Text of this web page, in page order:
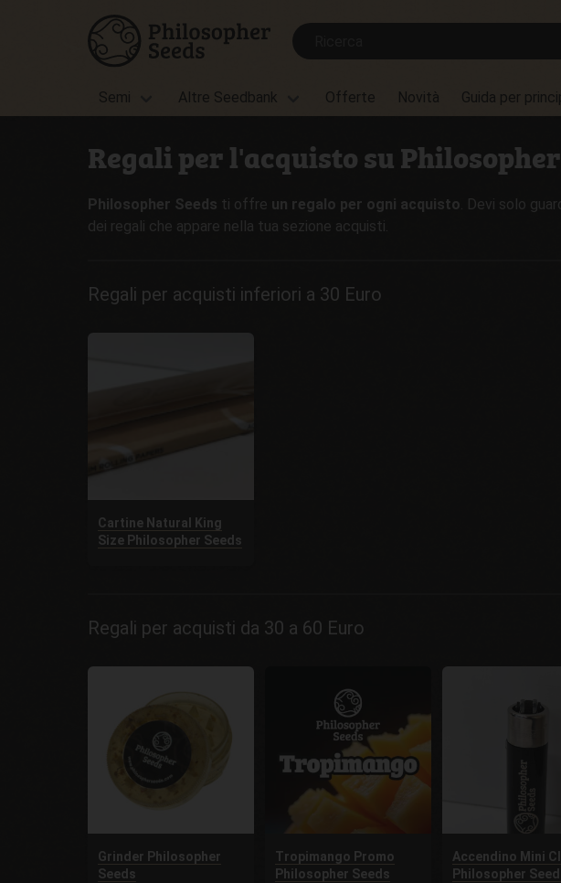
Semi Altre Seedbank Offerte Novità Guida per
Regali per l'acquisto su Philosopher
Philosopher Seeds ti offre un regalo per ogni acquisto . Devi solo
dei regali che appare nella tua sezione acquisti.
Regali per acquisti inferiori a 30 Euro
Cartine Natural King
Size Philosopher Seeds
Regali per acquisti da 30 a 60 Euro
Grinder Philosopher
Seeds
Tropimango Promo
Philosopher Seeds
Accendino Mini
Philosopher